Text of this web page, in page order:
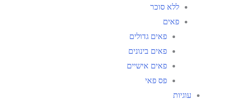
ללא סוכר
פאים
פאים גדולים
פאים בינונים
פאים אישיים
פס פאי
עוגיות